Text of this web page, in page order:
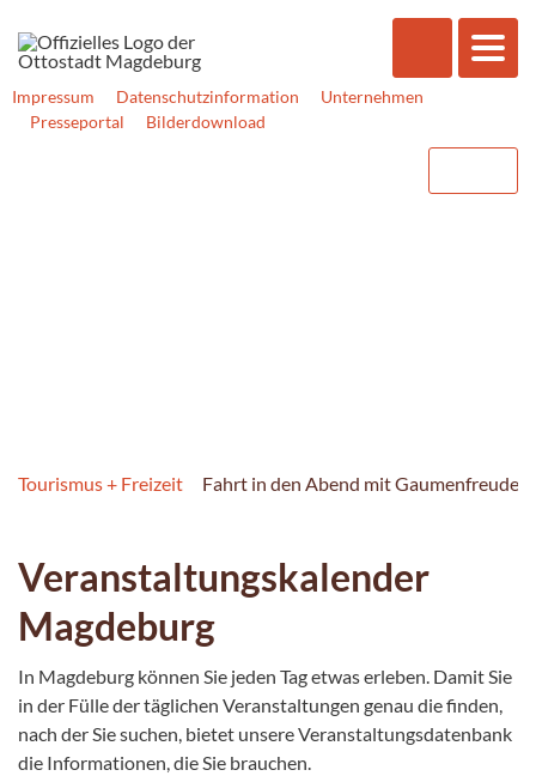
Impressum Datenschutzinformation
Unternehmen
Presseportal
Bilderdownload
Tourismus + Freizeit Fahrt in den Abend mit
Veranstaltungskalender
Magdeburg
In Magdeburg können Sie jeden Tag etwas erleben. Damit Sie
in der Fülle der täglichen Veranstaltungen genau die finden,
nach der Sie suchen, bietet unsere Veranstaltungsdatenbank
die Informationen, die Sie brauchen.